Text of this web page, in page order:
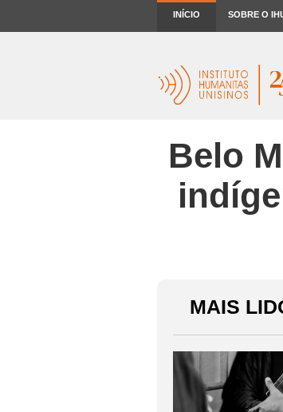
INÍCIO SOBRE O
Belo
MAIS